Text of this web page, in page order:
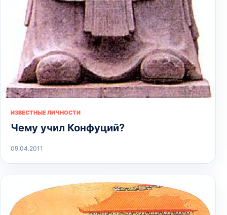
ИЗВЕСТНЫЕ ЛИЧНОСТИ
Чему учил Конфуций?
09.04.2011